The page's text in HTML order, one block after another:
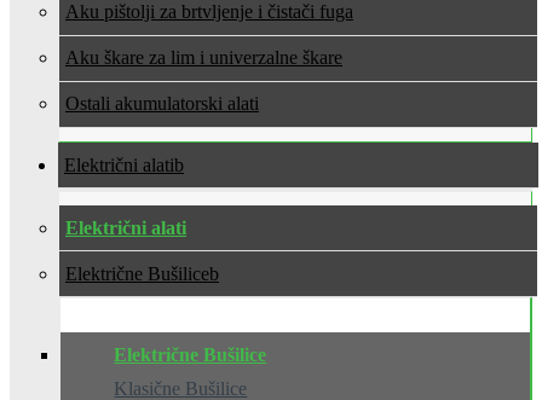
Aku pištolji za brtvljenje i čistači fuga
Aku škare za lim i univerzalne škare
Ostali akumulatorski alati
Električni alati
Električni alati
Električne Bušilice
Električne Bušilice
Klasične Bušilice